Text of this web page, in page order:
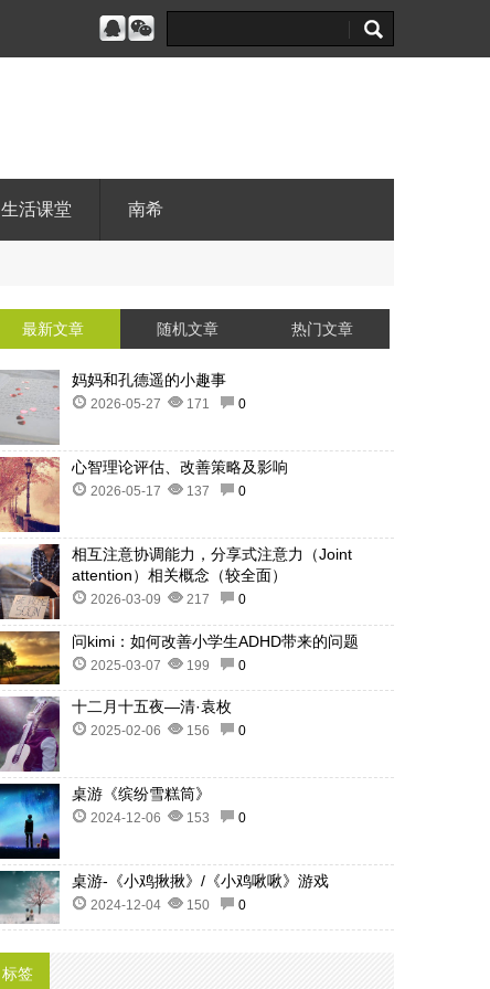
生活课堂 南希
最新文章 随机文章 热门文章
妈妈和孔德遥的小趣事
2026-05-27 171 0
心智理论评估、改善策略及影响
2026-05-17 137 0
相互注意协调能力，分享式注意力（Joint
attention）相关概念（较全面）
2026-03-09 217 0
问kimi：如何改善小学生ADHD带来的问题
2025-03-07 199 0
十二月十五夜—清·袁枚
2025-02-06 156 0
桌游《缤纷雪糕筒》
2024-12-06 153 0
桌游-《小鸡揪揪》/《小鸡啾啾》游戏
2024-12-04 150 0
标签